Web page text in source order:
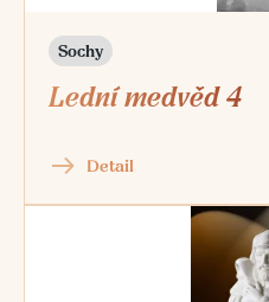
Sochy
Lední medvěd 4
Detail